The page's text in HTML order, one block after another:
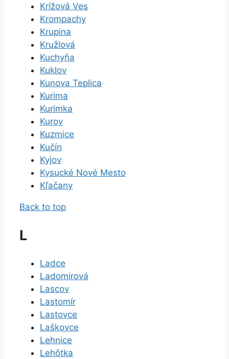
Krížová Ves
Krompachy
Krupina
Kružlová
Kuchyňa
Kuklov
Kunova Teplica
Kurima
Kurimka
Kurov
Kuzmice
Kučín
Kyjov
Kysucké Nové Mesto
Kľačany
Back to top
L
Ladce
Ladomirová
Lascov
Lastomír
Lastovce
Laškovce
Lehnice
Lehôtka